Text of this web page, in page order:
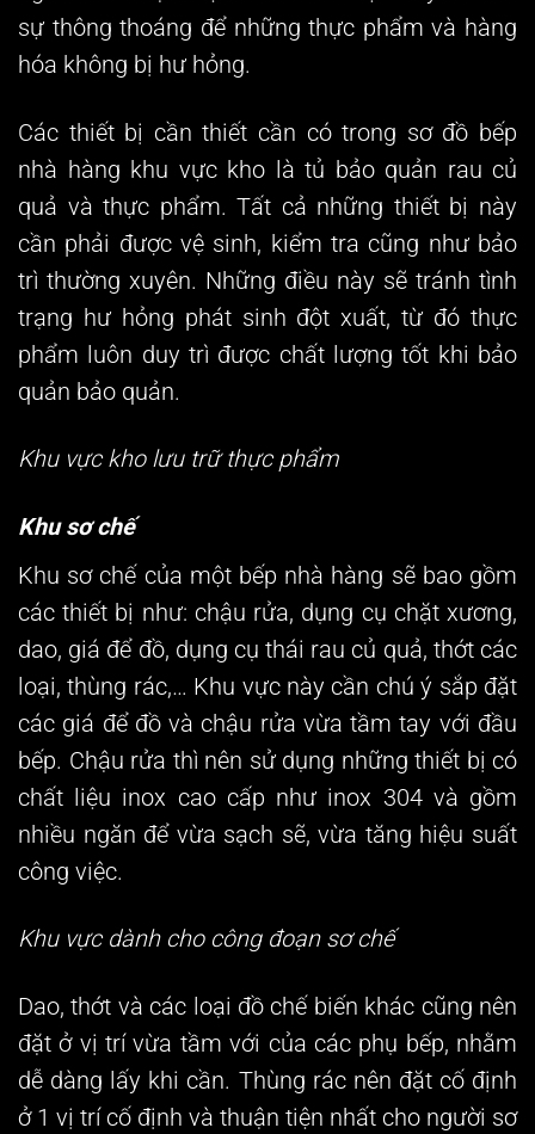
sự thông thoáng để những thực phẩm và hàng
hóa không bị hư hỏng.
Các thiết bị cần thiết cần có trong sơ đồ bếp
nhà hàng khu vực kho là tủ bảo quản rau củ
quả và thực phẩm. Tất cả những thiết bị này
cần phải được vệ sinh, kiểm tra cũng như bảo
trì thường xuyên. Những điều này sẽ tránh tình
trạng hư hỏng phát sinh đột xuất, từ đó thực
phẩm luôn duy trì được chất lượng tốt khi bảo
quản bảo quản.
Khu vực kho lưu trữ thực phẩm
Khu sơ chế
Khu sơ chế của một bếp nhà hàng sẽ bao gồm
các thiết bị như: chậu rửa, dụng cụ chặt xương,
dao, giá để đồ, dụng cụ thái rau củ quả, thớt các
loại, thùng rác,… Khu vực này cần chú ý sắp đặt
các giá để đồ và chậu rửa vừa tầm tay với đầu
bếp. Chậu rửa thì nên sử dụng những thiết bị có
chất liệu inox cao cấp như inox 304 và gồm
nhiều ngăn để vừa sạch sẽ, vừa tăng hiệu suất
công việc.
Khu vực dành cho công đoạn sơ chế
Dao, thớt và các loại đồ chế biến khác cũng nên
đặt ở vị trí vừa tầm với của các phụ bếp, nhằm
dễ dàng lấy khi cần. Thùng rác nên đặt cố định
ở 1 vị trí cố định và thuận tiện nhất cho người sơ